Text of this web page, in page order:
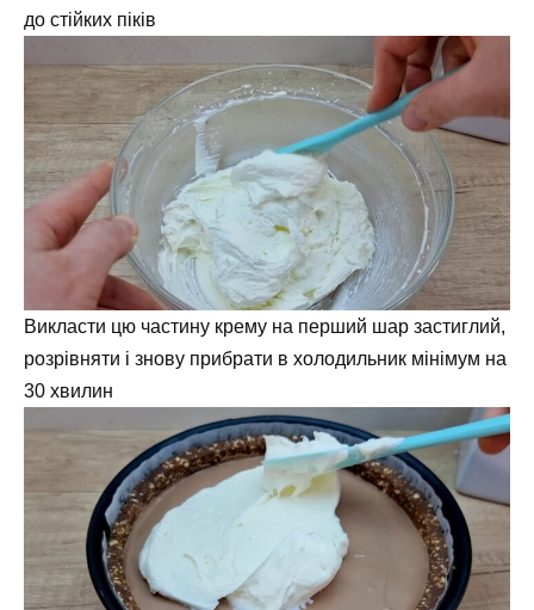
до стійких піків
Викласти цю частину крему на перший шар застиглий,
розрівняти і знову прибрати в холодильник мінімум на
30 хвилин